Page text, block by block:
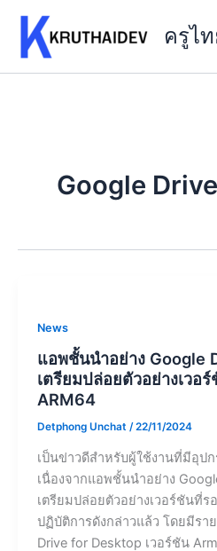
content
ครูไ
Google Drive
News
แอพชั้นนำอย่าง Google
เตรียมปล่อยตัวอย่างเวอ
ARM64
Detphong Unchat /22/11/2024
เป็นข่าวดีสำหรับผู้ใช้งานที่มีอุป
เนื่องจากแอพชั้นนำอย่าง
เตรียมปล่อยตัวอย่างเวอร์ชันที่ร
ปฏิบัติการดังกล่าวแล้ว โดยมีรา
Drive for Desktop เวอร์ชัน